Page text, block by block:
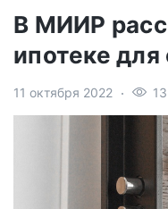
В МИИР
ипотеке для
11 октября 2022